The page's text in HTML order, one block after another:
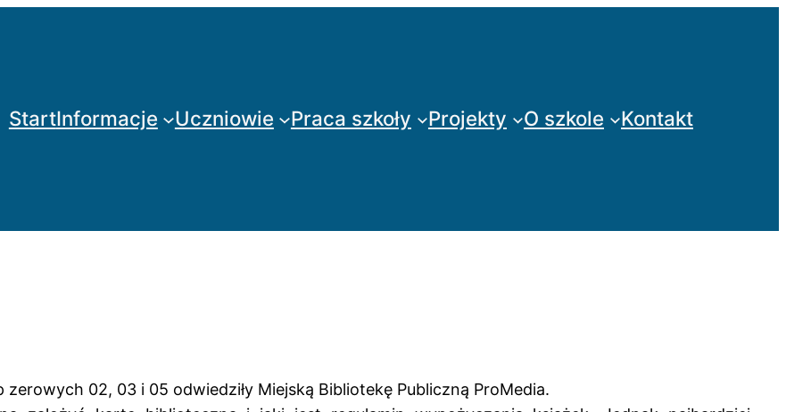
StartInformacje Uczniowie Praca szkoły Projekty O szkole Kontakt
02, 03 i 05 odwiedziły Miejską Bibliotekę Publiczną ProMedia.